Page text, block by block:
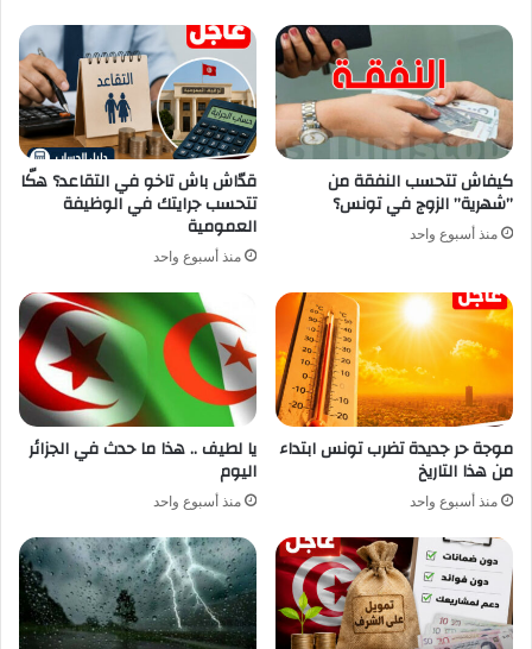
كيفاش تتحسب النفقة من
”شهرية” الزوج في تونس؟
منذ أسبوع واحد
قدّاش باش تاخو في التقاعد؟ هكّا
تتحسب جرايتك في الوظيفة
العمومية
منذ أسبوع واحد
موجة حر جديدة تضرب تونس ابتداء
من هذا التاريخ
منذ أسبوع واحد
يا لطيف .. هذا ما حدث في الجزائر
اليوم
منذ أسبوع واحد